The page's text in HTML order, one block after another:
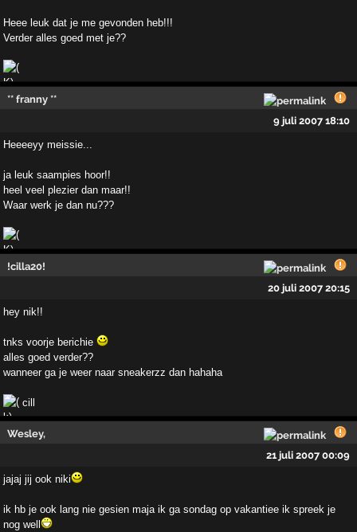
Heee leuk dat je me gevonden heb!!!
Verder alles goed met je??
** franny **
9 juli 2007 18:10
Heeeeyy meissie...
ja leuk saampies hoor!!
heel veel plezier dan maar!!
Waar werk je dan nu???
!cilla20!
20 juli 2007 20:15
hey nik!!
tnks voorje berichie
alles goed verder??
wanneer ga je weer naar sneakerzz dan hahaha
cill
Wesley,
21 juli 2007 00:09
jajaj jij ook niki
ik hb je ook lang nie gesien maja ik ga sondag op vakantiee ik spreek je
nog well